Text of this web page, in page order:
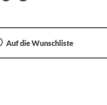
Auf die Wunschliste